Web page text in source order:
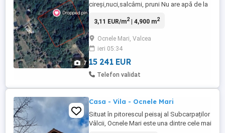
7
cireși,nuci,salcâmi, pruni Nu are apă de la
Rețeaua de electricitate este lângă locație
3,11 EUR/m2| 4,900 m2
Ocnele Mari, Valcea
ieri 05:34
15 241 EUR
Telefon validat
Casa - Vila - Ocnele Mari
Situat în pitorescul peisaj al Subcarpaților
Vâlcii, Ocnele Mari este una dintre cele mai